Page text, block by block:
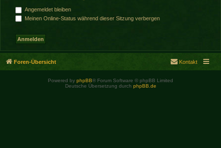
Angemeldet bleiben
Meinen Online-Status während dieser Sitzung verbergen
Foren-Übersicht Kontakt
Powered by phpBB® Forum Software © phpBB Limited
Deutsche Übersetzung durch phpBB.de